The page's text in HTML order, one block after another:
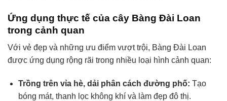
Ứng dụng thực tế của cây Bàng Đài Loan
trong cảnh quan
Với vẻ đẹp và những ưu điểm vượt trội, Bàng Đài Loan
được ứng dụng rộng rãi trong nhiều loại hình cảnh quan:
Trồng trên vỉa hè, dải phân cách đường phố: Tạo
bóng mát, thanh lọc không khí và làm đẹp đô thị.